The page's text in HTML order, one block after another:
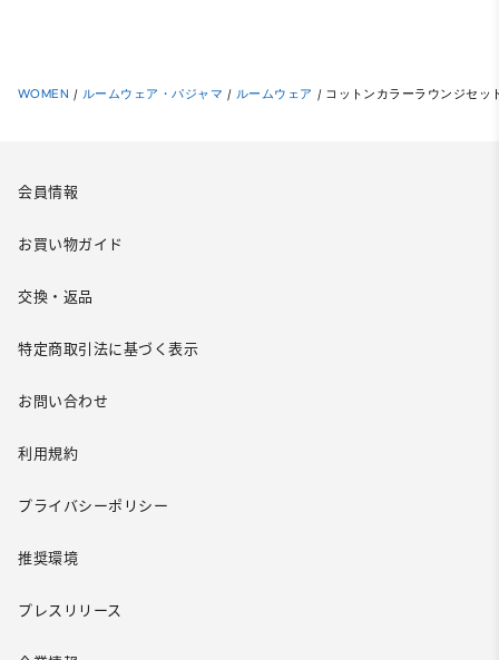
WOMEN / ルームウェア・パジャマ / ルームウェア / コットンカラーラウンジセッ
会員情報
お買い物ガイド
交換・返品
特定商取引法に基づく表示
お問い合わせ
利用規約
プライバシーポリシー
推奨環境
プレスリリース